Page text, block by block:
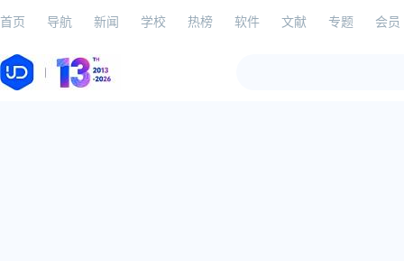
首页 导航 新闻 学校 热榜 软件 文献 专题 会员